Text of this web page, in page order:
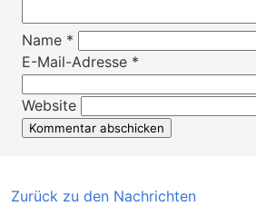
Name *
E-Mail-Adresse *
Website
Zurück zu den Nachrichten